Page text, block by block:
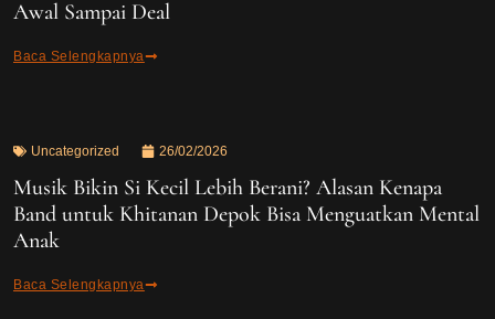
Awal Sampai Deal
Baca Selengkapnya
Uncategorized 26/02/2026
Musik Bikin Si Kecil Lebih Berani? Alasan Kenapa
Band untuk Khitanan Depok Bisa Menguatkan Mental
Anak
Baca Selengkapnya